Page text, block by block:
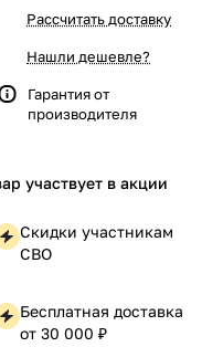
Рассчитать доставку
Нашли дешевле?
Гарантия от
производителя
участвует в акции
Скидки участникам
СВО
Бесплатная доставка
от 30 000 ₽